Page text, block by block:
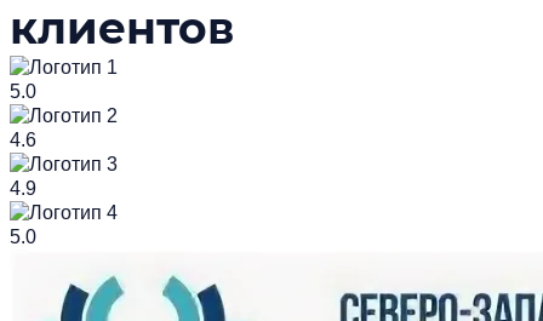
клиентов
5.0
4.6
4.9
5.0